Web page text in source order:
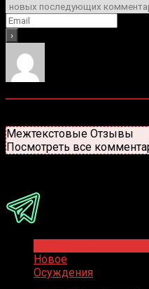
Межтекстовые Отзывы
Посмотреть все
Новое
Осуждения